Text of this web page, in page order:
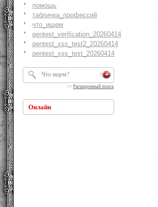
помощь
табличка_профессий
что_ищем
pentest_verification_20260414
pentest_xss_test2_20260414
pentest_xss_test_20260414
>> Расширенный поиск
Онлайн